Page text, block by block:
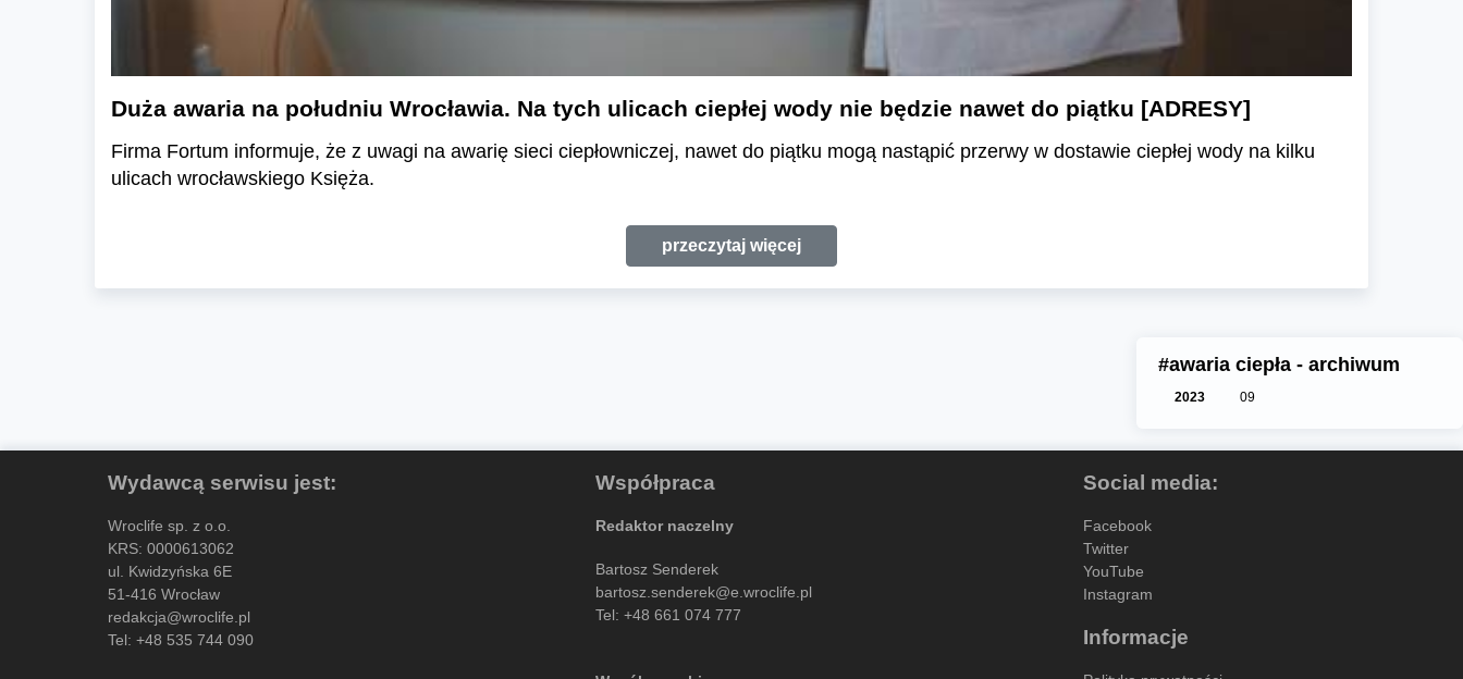
Duża awaria na południu Wrocławia. Na tych ulicach ciepłej wody nie będzie nawet do piątku [ADRESY]
Firma Fortum informuje, że z uwagi na awarię sieci ciepłowniczej, nawet do piątku mogą nastąpić przerwy w dostawie ciepłej wody na kilku
ulicach wrocławskiego Księża.
przeczytaj więcej
#awaria ciepła - archiwum
2023 09
Wydawcą serwisu jest:
Wroclife sp. z o.o.
KRS: 0000613062
ul. Kwidzyńska 6E
51-416 Wrocław
redakcja@wroclife.pl
Tel: +48 535 744 090
Współpraca
Redaktor naczelny
Bartosz Senderek
bartosz.senderek@e.wroclife.pl
Tel: +48 661 074 777
Social media:
Facebook
Twitter
YouTube
Instagram
Informacje